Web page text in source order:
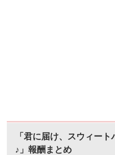
「君に届け、スウィー
♪」報酬まとめ